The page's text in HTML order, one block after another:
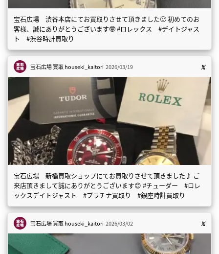
宝石広場 渋谷本店にてお買取りさせて頂きました🙂 初めてのお
客様、誠にありがとうございます🤓 #ロレックス #デイトジャス
ト #渋谷時計買取り
宝石広場 買取houseki_kaitori 2026/03/19
宝石広場 新橋買取ショップにてお買取りさせて頂きました♪ ご
来店頂きまして誠にありがとうございます😊 #チューダー #ロレ
ックスデイトジャスト #プラチナ買取り #銀座時計買取り
宝石広場 買取houseki_kaitori 2026/03/02